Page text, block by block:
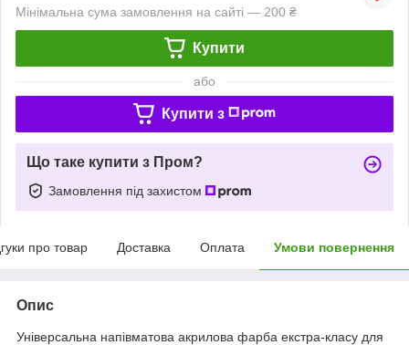
Мінімальна сума замовлення на сайті — 200 ₴
Купити
або
Купити з
Що таке купити з Пром?
Замовлення під захистом
про товар Доставка Оплата Умови повернення
Опис
Універсальна напівматова акрилова фарба екстра-класу для